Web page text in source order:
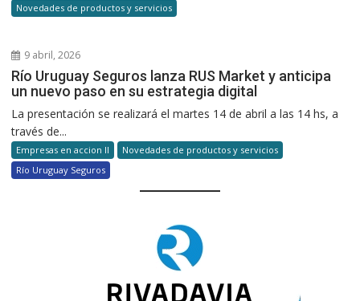
Novedades de productos y servicios
9 abril, 2026
Río Uruguay Seguros lanza RUS Market y anticipa
un nuevo paso en su estrategia digital
La presentación se realizará el martes 14 de abril a las 14 hs, a
través de...
Empresas en accion II
Novedades de productos y servicios
Río Uruguay Seguros